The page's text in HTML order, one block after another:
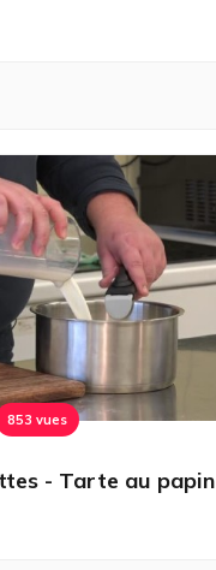
853 vues
- Tarte au papin